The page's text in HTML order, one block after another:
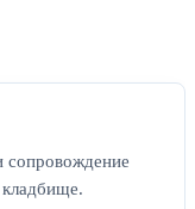
сопровождение